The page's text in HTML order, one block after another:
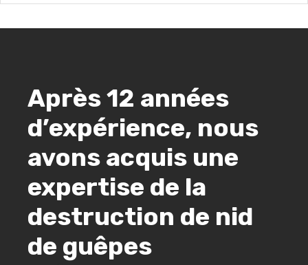
Après 12 années
d’expérience, nous
avons acquis une
expertise de la
destruction de nid
de guêpes